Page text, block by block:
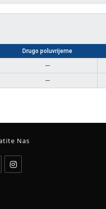
Drugo poluvrijeme
—
—
Nas